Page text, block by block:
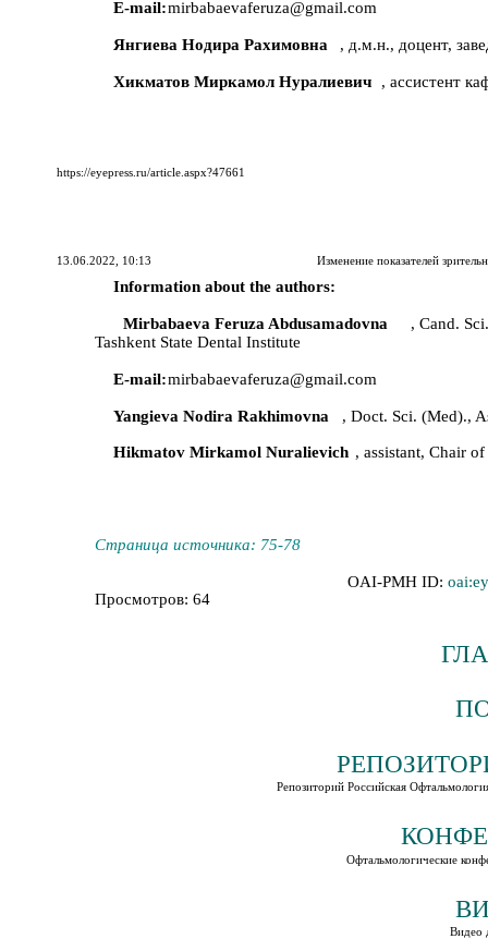
https://eyepress.ru/article.aspx?47661
E-mail:mirbabaevaferuza@gmail.com
Янгиева Нодира Рахимовна , д.м.н., доцент,
Хикматов Миркамол Нуралиевич , ассистент
13.06.2022, 10:13 Изменение показателей
Information about the authors:
Mirbabaeva Feruza Abdusamadovna
, Cand.
Tashkent State Dental Institute
E-mail:mirbabaevaferuza@gmail.com
Yangieva Nodira Rakhimovna , Doct. Sci. (Med).,
Hikmatov Mirkamol Nuralievich , assistant, Chair
Страница источника: 75-78
OAI-PMH ID:
Просмотров: 64
Репозиторий Российская
Офтальмологические
Видео